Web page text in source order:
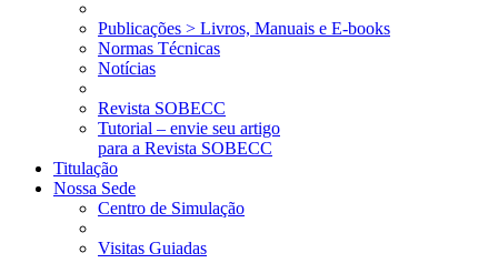
Publicações > Livros, Manuais e E-books
Normas Técnicas
Notícias
Revista SOBECC
Tutorial – envie seu artigo
para a Revista SOBECC
Titulação
Nossa Sede
Centro de Simulação
Visitas Guiadas